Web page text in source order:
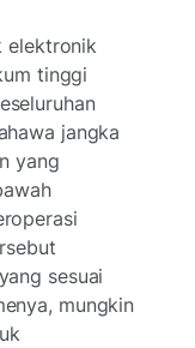
elektronik
tinggi
jangka
yang
sesuai
mungkin